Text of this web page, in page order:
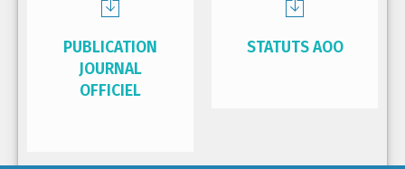
PUBLICATION
JOURNAL
OFFICIEL
STATUTS AOO